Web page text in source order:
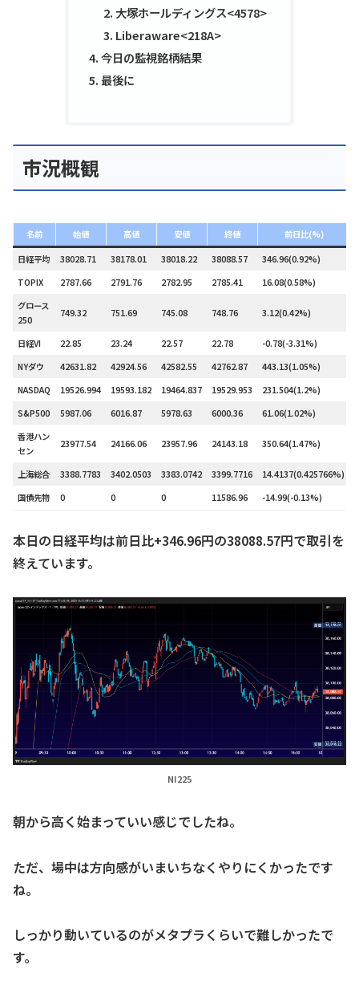
大塚ホールディングス<4578>
Liberaware<218A>
今日の監視銘柄結果
最後に
市況概観
名前 始値 高値 安値 終値 前日比(%)
日経平均 38028.71 38178.01 38018.22 38088.57 346.96(0.92%)
TOPIX
2787.66 2791.76 2782.95 2785.41 16.08(0.58%)
グロース
250
749.32 751.69 745.08 748.76 3.12(0.42%)
日経VI 22.85 23.24 22.57 22.78 -0.78(-3.31%)
NYダウ
42631.82 42924.56 42582.55 42762.87 443.13(1.05%)
NASDAQ
19526.994 19593.182 19464.837 19529.953 231.504(1.2%)
S&P500
5987.06 6016.87 5978.63 6000.36 61.06(1.02%)
香港ハン
セン
23977.54 24166.06 23957.96 24143.18 350.64(1.47%)
上海総合 3388.7783 3402.0503 3383.0742 3399.7716 14.4137(0.425766%)
国債先物
0 0 0 11586.96 -14.99(-0.13%)
本日の日経平均は前日比+346.96円の38088.57円で取引を
終えています。
NI225
朝から高く始まっていい感じでしたね。
ただ、場中は方向感がいまいちなくやりにくかったです
ね。
しっかり動いているのがメタプラくらいで難しかったで
す。